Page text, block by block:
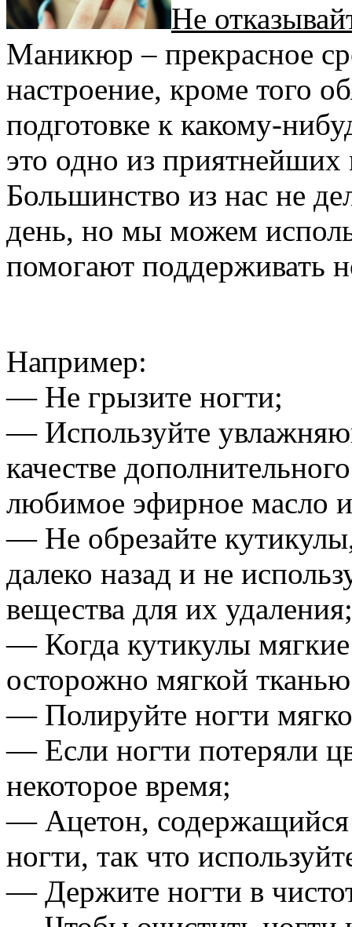
Не
Маникюр – прекрасное
настроение, кроме того
подготовке к какому-
это одно из приятнейших
Большинство из нас не
день, но мы можем
помогают поддерживать
Например:
— Не грызите ногти;
— Используйте
качестве
любимое эфирное масло
— Не обрезайте
далеко назад и не
вещества для их удаления;
— Когда кутикулы
осторожно мягкой
— Полируйте ногти
— Если ногти потеряли
некоторое время;
— Ацетон, содержащийся
ногти, так что
— Держите ногти в